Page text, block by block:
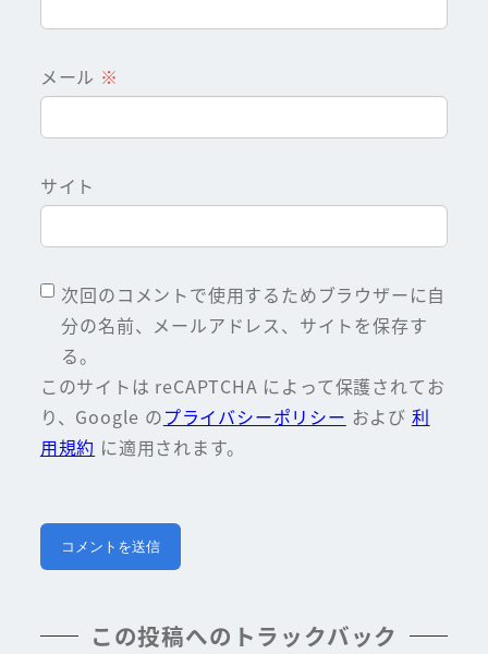
メール ※
サイト
次回のコメントで使用するためブラウザーに自
分の名前、メールアドレス、サイトを保存す
る。
このサイトは reCAPTCHA によって保護されてお
り、Google のプライバシーポリシー および 利
用規約 に適用されます。
この投稿へのトラックバック